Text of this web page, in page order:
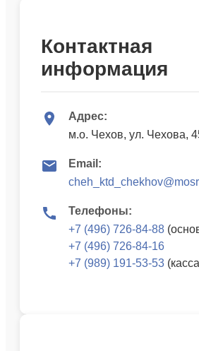
Контактная
информация
Адрес:
м.о. Чехов, ул. Чехова,
Email:
Телефоны:
+7 (496) 726-84-88
+7 (496) 726-84-16
+7 (989) 191-53-53